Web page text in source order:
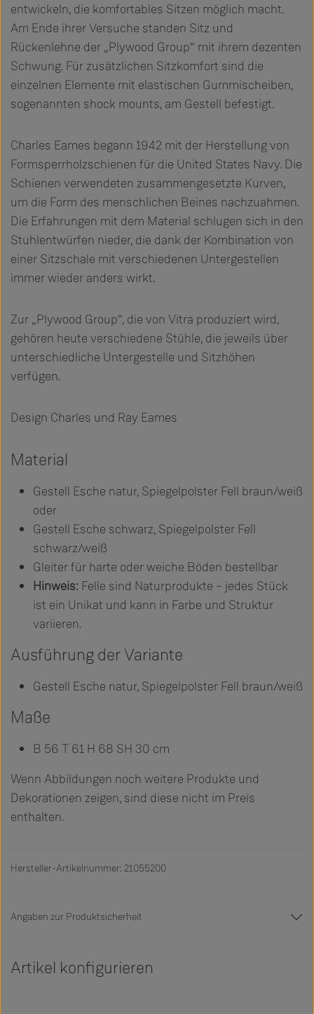
entwickeln, die komfortables Sitzen möglich macht.
Am Ende ihrer Versuche standen Sitz und
Rückenlehne der „Plywood Group“ mit ihrem dezenten
Schwung. Für zusätzlichen Sitzkomfort sind die
einzelnen Elemente mit elastischen Gummischeiben,
sogenannten shock mounts, am Gestell befestigt.
Charles Eames begann 1942 mit der Herstellung von
Formsperrholzschienen für die United States Navy. Die
Schienen verwendeten zusammengesetzte Kurven,
um die Form des menschlichen Beines nachzuahmen.
Die Erfahrungen mit dem Material schlugen sich in den
Stuhlentwürfen nieder, die dank der Kombination von
einer Sitzschale mit verschiedenen Untergestellen
immer wieder anders wirkt.
Zur „Plywood Group“, die von Vitra produziert wird,
gehören heute verschiedene Stühle, die jeweils über
unterschiedliche Untergestelle und Sitzhöhen
verfügen.
Design Charles und Ray Eames
Material
Gestell Esche natur, Spiegelpolster Fell braun/weiß
oder
Gestell Esche schwarz, Spiegelpolster Fell
schwarz/weiß
Gleiter für harte oder weiche Böden bestellbar
Hinweis: Felle sind Naturprodukte – jedes Stück
ist ein Unikat und kann in Farbe und Struktur
variieren.
Ausführung der Variante
Gestell Esche natur, Spiegelpolster Fell braun/weiß
Maße
B 56 T 61 H 68 SH 30 cm
Wenn Abbildungen noch weitere Produkte und
Dekorationen zeigen, sind diese nicht im Preis
enthalten.
Hersteller-Artikelnummer: 21055200
Angaben zur Produktsicherheit
Artikel konfigurieren